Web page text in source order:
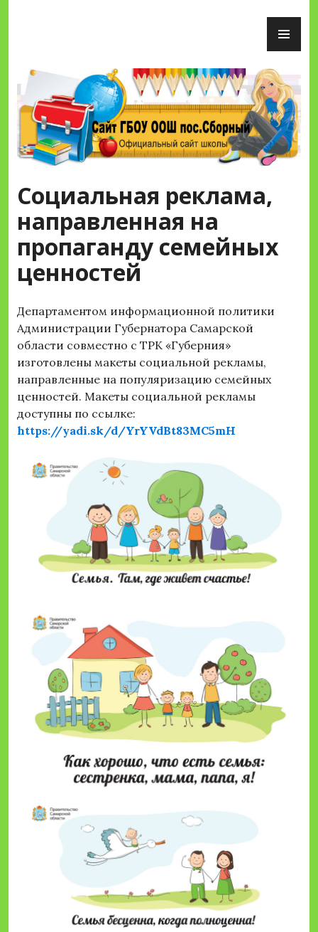
Сайт ГБОУ ООШ пос.Сборный
Социальная реклама,
направленная на
пропаганду семейных
ценностей
Департаментом информационной политики
Администрации Губернатора Самарской
области совместно с ТРК «Губерния»
изготовлены макеты социальной рекламы,
направленные на популяризацию семейных
ценностей. Макеты социальной рекламы
доступны по ссылке:
https://yadi.sk/d/YrYVdBt83MC5mH